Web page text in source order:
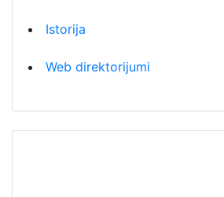
Istorija
Web direktorijumi